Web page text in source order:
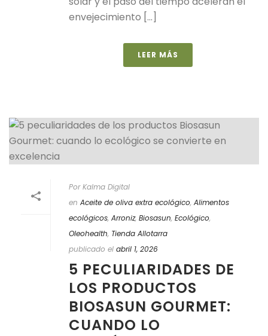
envejecimiento [...]
LEER MÁS
Por Kalma Digital
en Aceite de oliva extra ecológico, Alimentos
ecológicos, Arroniz, Biosasun, Ecológico,
Oleohealth, Tienda Allotarra
publicado el abril 1, 2026
5 PECULIARIDADES DE
LOS PRODUCTOS
BIOSASUN GOURMET:
CUANDO LO